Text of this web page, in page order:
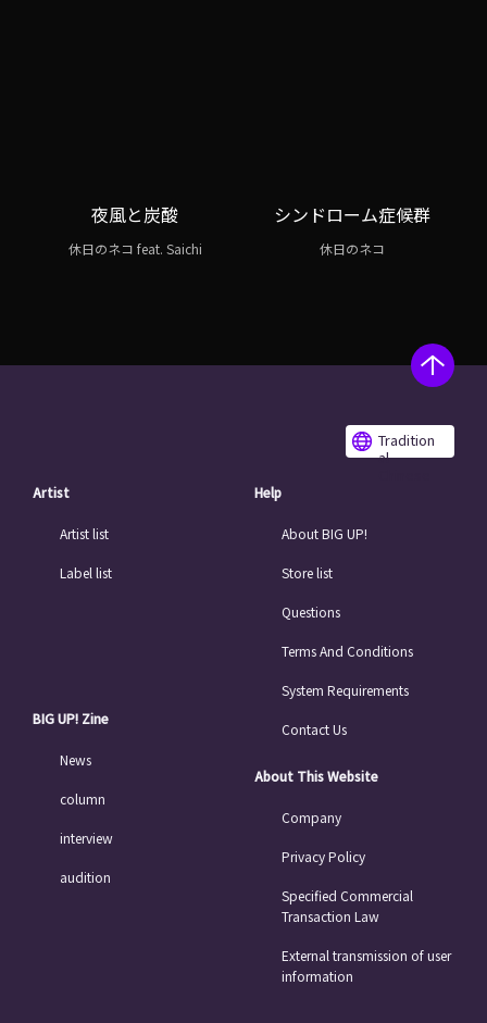
夜風と炭酸
休日のネコ feat. Saichi
シンドローム症候群
休日のネコ
Tradition
al
Artist
Artist list
Label list
BIG UP! Zine
News
column
interview
audition
Help
About BIG UP!
Store list
Questions
Terms And Conditions
System Requirements
Contact Us
About This Website
Company
Privacy Policy
Specified Commercial
Transaction Law
External transmission of user
information